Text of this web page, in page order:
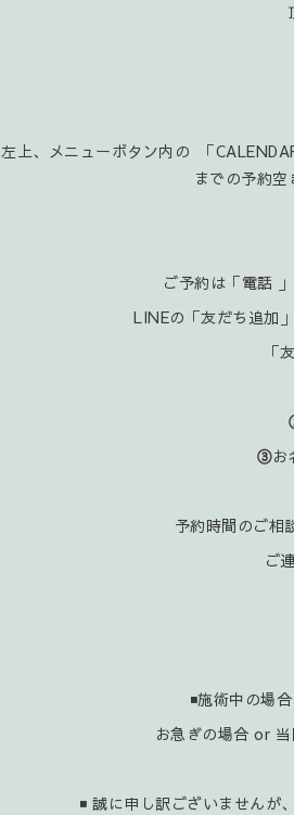
左上、メニューボタン内の 「
までの予約空
ご予約は「電話
LINEの「友だち追加
「
③お
予約時間のご相
ご
◾施術中の場
お急ぎの場合 or 当
◾ 誠に申し訳ございませんが